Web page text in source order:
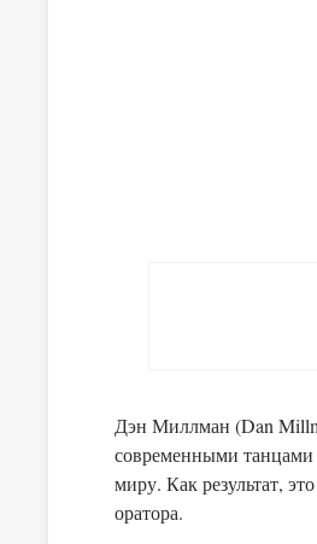
Дэн Миллман (Dan
современными танцами
миру. Как результат,
оратора.